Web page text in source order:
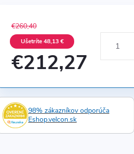
€260,40
Ušetríte 48,13 €
€212,27
cena:
98% zákazníkov odporúča
Eshop.velcon.sk